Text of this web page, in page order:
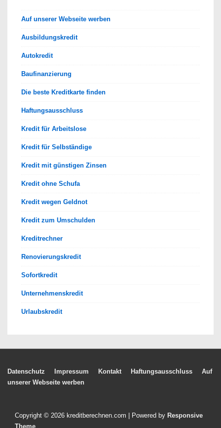
Auf unserer Webseite werben
Ausbildungskredit
Autokredit
Baufinanzierung
Die beste Kreditkarte finden
Haftungsausschluss
Kredit für Arbeitslose
Kredit für Selbständige
Kredit mit günstigen Zinsen
Kredit ohne Schufa
Kredit wegen Geldnot
Kredit zum Umschulden
Kreditrechner
Renovierungskredit
Sofortkredit
Unternehmenskredit
Urlaubskredit
Footer-
Datenschutz Impressum Kontakt Haftungsausschluss
Auf
unserer Webseite werben
Copyright © 2026 kreditberechnen.com | Powered by Responsive
Theme